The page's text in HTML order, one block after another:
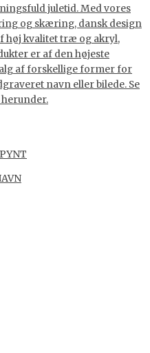
juletid. Med vores
og skæring, dansk design
høj kvalitet træ og akryl,
er af den højeste
af forskellige former for
navn eller bilede. Se